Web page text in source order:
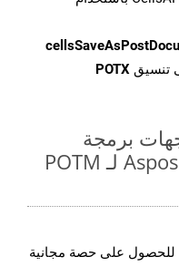
POTX
برمجة
التطبيقات Aspose.Total REST لـ POTM
للحصول على حصة مجانية